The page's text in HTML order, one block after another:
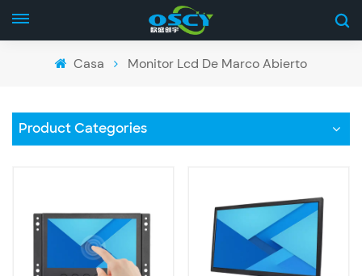
Casa Monitor Lcd De Marco Abierto
Product Categories